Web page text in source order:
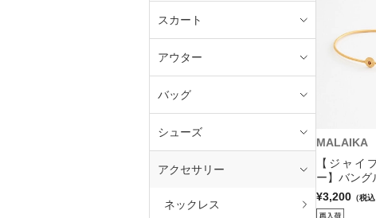
スカート
アウター
バッグ
シューズ
アクセサリー
ネックレス
MALAIKA
【ジャイ
ー】バング
¥3,200 （税込